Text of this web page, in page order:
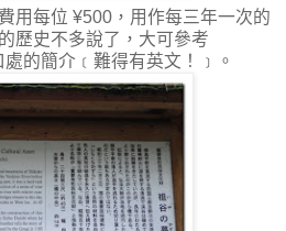
用每位 ¥500，用作每三年一次的
歷史不多說了，大可參考
的簡介﹝難得有英文！﹞。